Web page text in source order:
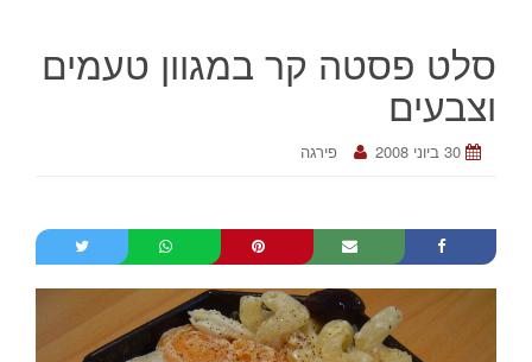
סלט פסטה קר במגוון טעמים
וצבעים
30 ביוני 2008 פירגה